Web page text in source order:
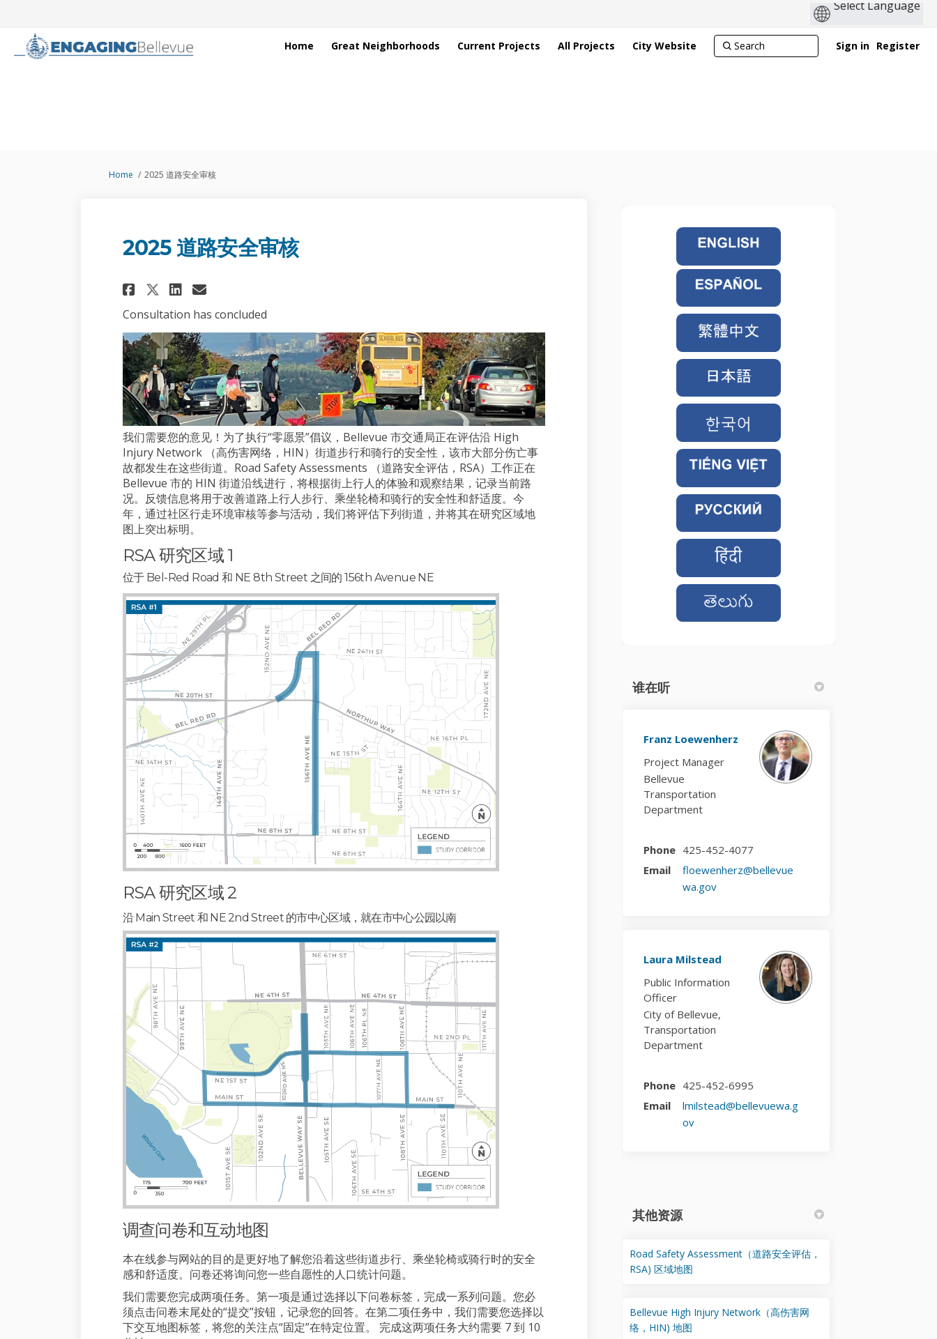
Home Great Neighborhoods Current Projects All Projects City Website Sign in Register
You are here:
Home 2025 道路安全审核
2025 道路安全审核
Share 2025 道路安全审核 on Facebook
Share 2025 道路安全审核 on X (formerly Twitter)
Share 2025 道路安全审核 on Linkedin
Email 2025 道路安全审核 link
Consultation has concluded
我们需要您的意见！为了执行“零愿景”倡议，Bellevue 市交通局正在评估沿 High
Injury Network （高伤害网络，HIN）街道步行和骑行的安全性，该市大部分伤亡事
故都发生在这些街道。Road Safety Assessments （道路安全评估，RSA）工作正在
Bellevue 市的 HIN 街道沿线进行，将根据街上行人的体验和观察结果，记录当前路
况。反馈信息将用于改善道路上行人步行、乘坐轮椅和骑行的安全性和舒适度。今
年，通过社区行走环境审核等参与活动，我们将评估下列街道，并将其在研究区域地
图上突出标明。
RSA 研究区域 1
位于 Bel-Red Road 和 NE 8th Street 之间的 156th Avenue NE
RSA 研究区域 2
沿 Main Street 和 NE 2nd Street 的市中心区域，就在市中心公园以南
调查问卷和互动地图
本在线参与网站的目的是更好地了解您沿着这些街道步行、乘坐轮椅或骑行时的安全
感和舒适度。问卷还将询问您一些自愿性的人口统计问题。
我们需要您完成两项任务。第一项是通过选择以下问卷标签，完成一系列问题。您必
须点击问卷末尾处的“提交”按钮，记录您的回答。在第二项任务中，我们需要您选择以
下交互地图标签，将您的关注点“固定”在特定位置。 完成这两项任务大约需要 7 到 10
(External link)
谁在听
Franz Loewenherz
Project Manager
Bellevue
Transportation
Department
Phone 425-452-4077
Email
floewenherz@bellevue
wa.gov(External link)
Laura Milstead
Public Information
Officer
City of Bellevue,
Transportation
Department
Phone 425-452-6995
Email
lmilstead@bellevuewa.g
ov(External link)
其他资源
Road Safety Assessment（道路安全评估，
RSA) 区域地图
Bellevue High Injury Network（高伤害网
络，HIN) 地图